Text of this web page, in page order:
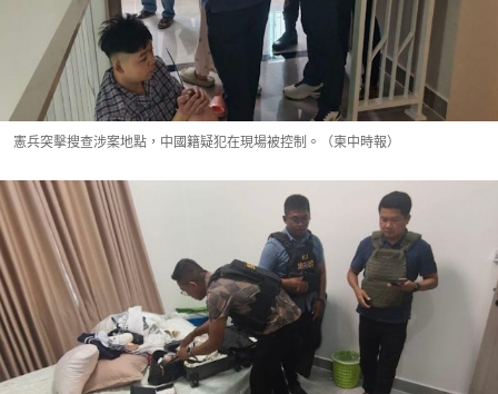
憲兵突擊搜查涉案地點，中國籍疑犯在現場被控制。（柬中時報）